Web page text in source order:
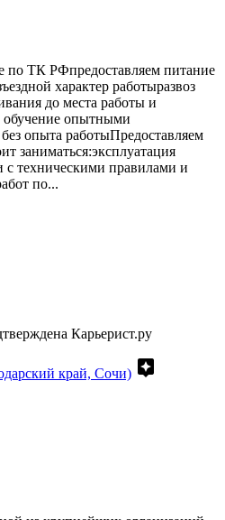
по ТК РФпредоставляем питание
характер работыразвоз
до места работы и
обучение опытными
опыта работыПредоставляем
заниматься:эксплуатация
с техническими правилами и
по...
Карьерист.ру
край, Сочи) assistant